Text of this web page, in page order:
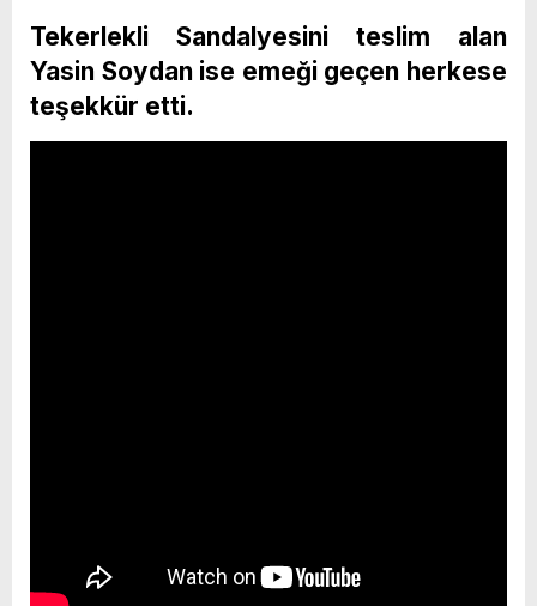
Tekerlekli Sandalyesini teslim alan
Yasin Soydan ise emeği geçen herkese
teşekkür etti.